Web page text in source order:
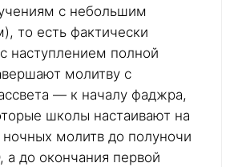
с небольшим
то есть фактически
наступлением полной
молитву с
— к началу фаджра,
школы настаивают на
молитв до полуночи
а до окончания первой